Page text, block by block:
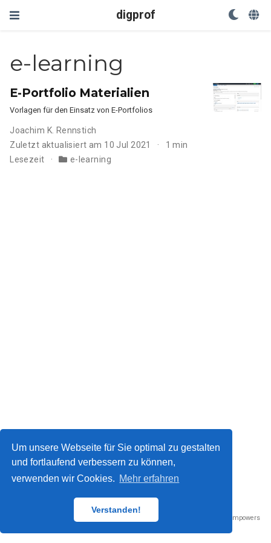
Um unsere Webseite für Sie optimal zu gestalten
und fortlaufend verbessern zu können,
verwenden wir Cookies. Mehr erfahren
Verstanden!
digprof
e-learning
E-Portfolio Materialien
Vorlagen für den Einsatz von E-Portfolios
Joachim K. Rennstich
Zuletzt aktualisiert am 10 Jul 2021
1 min
Lesezeit
e-learning
Datenschutz / Impressum
© 2023
Wowchemy open source
website builder that empowers